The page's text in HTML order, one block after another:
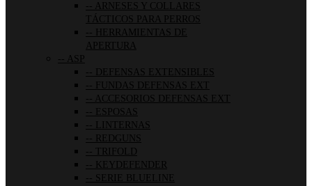
ARNESES Y COLLARES
TÁCTICOS PARA PERROS
HERRAMIENTAS DE
APERTURA
ASP
DEFENSAS EXTENSIBLES
FUNDAS DEFENSAS EXT
ACCESORIOS DEFENSAS EXT
ESPOSAS
LINTERNAS
REDGUNS
TRIFOLD
KEYDEFENDER
SERIE BLUELINE